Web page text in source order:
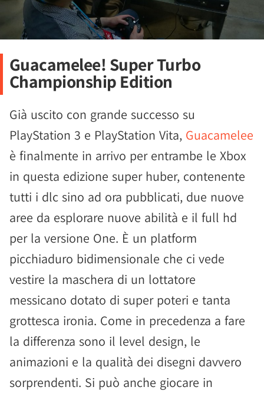
Guacamelee! Super Turbo
Championship Edition
Già uscito con grande successo su
PlayStation 3 e PlayStation Vita, Guacamelee
è finalmente in arrivo per entrambe le Xbox
in questa edizione super huber, contenente
tutti i dlc sino ad ora pubblicati, due nuove
aree da esplorare nuove abilità e il full hd
per la versione One. È un platform
picchiaduro bidimensionale che ci vede
vestire la maschera di un lottatore
messicano dotato di super poteri e tanta
grottesca ironia. Come in precedenza a fare
la differenza sono il level design, le
animazioni e la qualità dei disegni davvero
sorprendenti. Si può anche giocare in